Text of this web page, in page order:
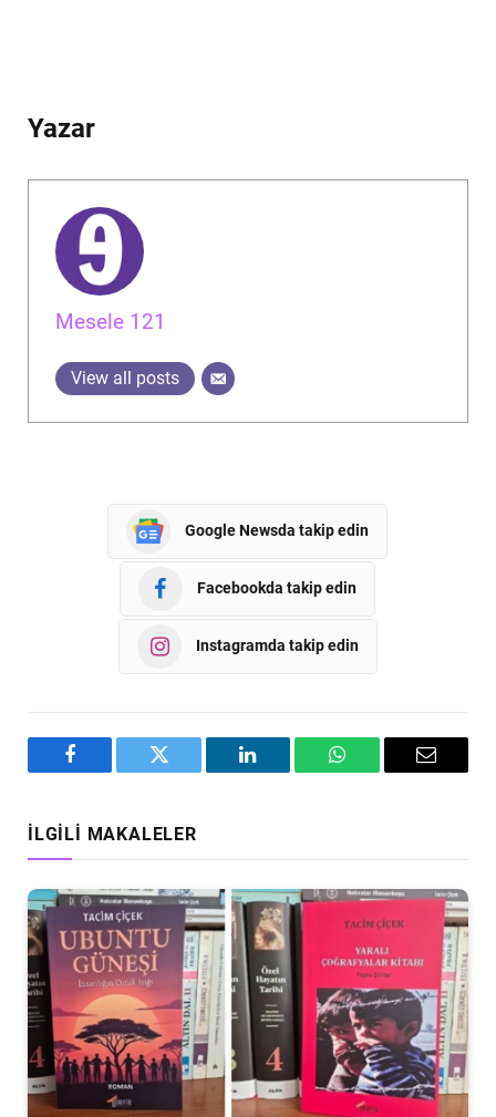
Yazar
Mesele 121
View all posts
Google Newsda takip edin
Facebookda takip edin
Instagramda takip edin
Facebook Twitter LinkedIn WhatsAppEmail
İLGILI MAKALELER